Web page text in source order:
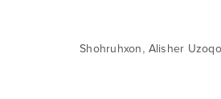
Shohruhxon, Alisher